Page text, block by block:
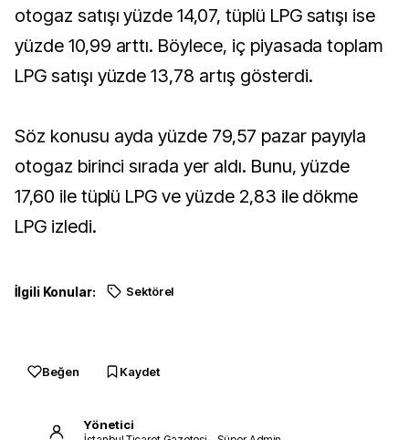
otogaz satışı yüzde 14,07, tüplü LPG satışı ise
yüzde 10,99 arttı. Böylece, iç piyasada toplam
LPG satışı yüzde 13,78 artış gösterdi.
Söz konusu ayda yüzde 79,57 pazar payıyla
otogaz birinci sırada yer aldı. Bunu, yüzde
17,60 ile tüplü LPG ve yüzde 2,83 ile dökme
LPG izledi.
İlgili Konular: Sektörel
Beğen Kaydet
Yönetici